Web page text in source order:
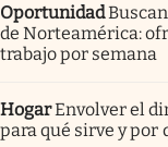
Oportunidad
de Norteamérica:
trabajo por semana
HogarEnvolver el
para qué sirve y por